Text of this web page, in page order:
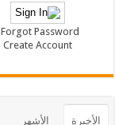
Forgot Password?
Create Account
الأخيرة الأشهر